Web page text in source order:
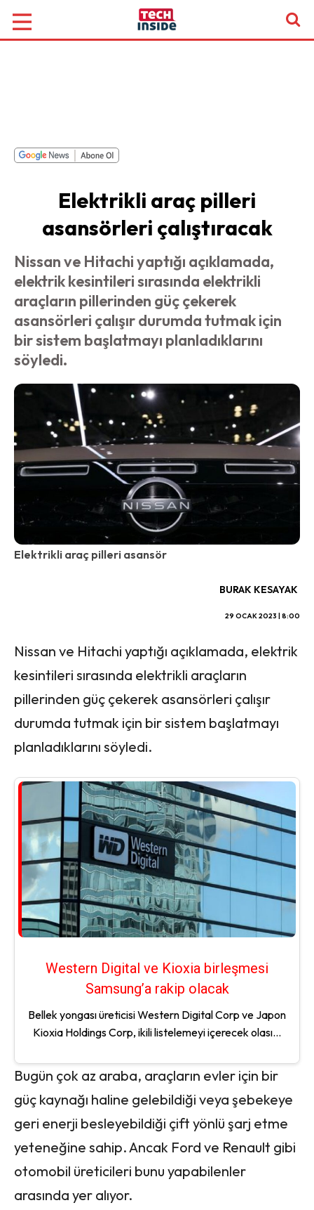
Elektrikli araç pilleri
asansörleri çalıştıracak
Nissan ve Hitachi yaptığı açıklamada,
elektrik kesintileri sırasında elektrikli
araçların pillerinden güç çekerek
asansörleri çalışır durumda tutmak için
bir sistem başlatmayı planladıklarını
söyledi.
Elektrikli araç pilleri asansör
BURAK KESAYAK
29 OCAK 2023 | 8:00
Nissan ve Hitachi yaptığı açıklamada, elektrik
kesintileri sırasında elektrikli araçların
pillerinden güç çekerek asansörleri çalışır
durumda tutmak için bir sistem başlatmayı
planladıklarını söyledi.
Western Digital ve Kioxia birleşmesi
Samsung’a rakip olacak
Bellek yongası üreticisi Western Digital Corp ve Japon
Kioxia Holdings Corp, ikili listelemeyi içerecek olası...
Bugün çok az araba, araçların evler için bir
güç kaynağı haline gelebildiği veya şebekeye
geri enerji besleyebildiği çift yönlü şarj etme
yeteneğine sahip. Ancak Ford ve Renault gibi
otomobil üreticileri bunu yapabilenler
arasında yer alıyor.